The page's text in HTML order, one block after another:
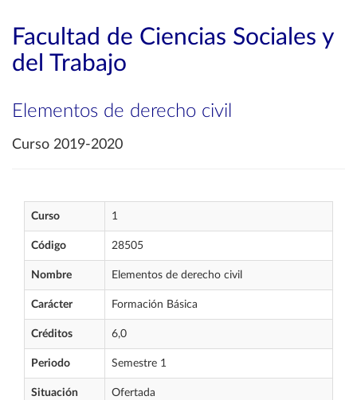
Facultad de Ciencias Sociales y
del Trabajo
Elementos de derecho civil
Curso 2019-2020
Curso 1
Código 28505
Nombre Elementos de derecho civil
Carácter Formación Básica
Créditos 6,0
Periodo Semestre 1
Situación Ofertada